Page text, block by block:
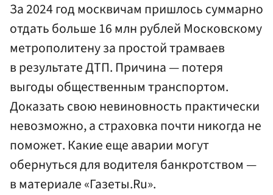
За 2024 год москвичам пришлось суммарно
отдать больше 16 млн рублей Московскому
метрополитену за простой трамваев
в результате ДТП. Причина — потеря
выгоды общественным транспортом.
Доказать свою невиновность практически
невозможно, а страховка почти никогда не
поможет. Какие еще аварии могут
обернуться для водителя банкротством —
в материале «Газеты.Ru».